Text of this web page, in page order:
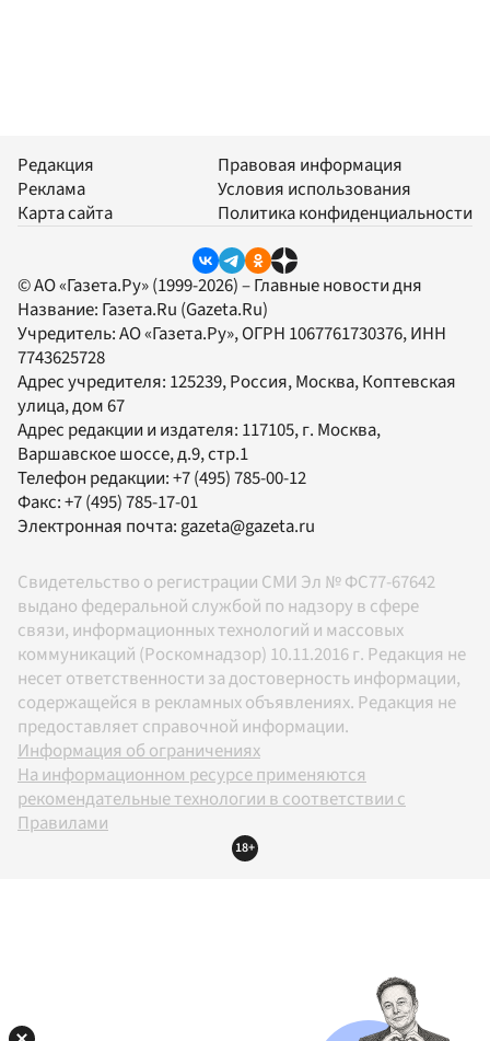
Редакция
Реклама
Карта сайта
Правовая информация
Условия использования
Политика конфиденциальности
© АО «Газета.Ру» (1999-2026) – Главные новости дня
Название: Газета.Ru (Gazeta.Ru)
Учредитель:АО «Газета.Ру», ОГРН 1067761730376, ИНН
7743625728
Адрес учредителя: 125239, Россия, Москва, Коптевская
улица, дом 67
Адрес редакции и издателя: 117105, г. Москва,
Варшавское шоссе, д.9, стр.1
Телефон редакции:+7 (495) 785-00-12
Факс:+7 (495) 785-17-01
Электронная почта:gazeta@gazeta.ru
Свидетельство о регистрации СМИ Эл № ФС77-67642
выдано федеральной службой по надзору в сфере
связи, информационных технологий и массовых
коммуникаций (Роскомнадзор) 10.11.2016 г. Редакция не
несет ответственности за достоверность информации,
содержащейся в рекламных объявлениях. Редакция не
предоставляет справочной информации.
Информация об ограничениях
На информационном ресурсе применяются
рекомендательные технологии в соответствии с
Правилами
18+